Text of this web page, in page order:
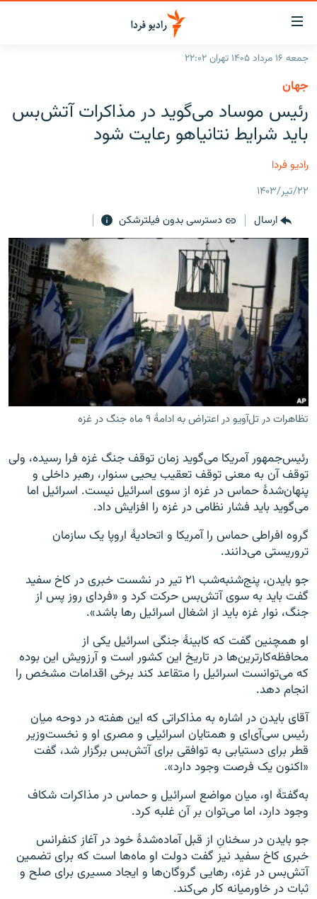
لینک‌های
قابلیت
دسترسی
بازگشت
منوی
اصلی
رفتن
به
صفحه
جهان
فرکانس‌ها
پادکست
چندرسانه‌ای
گزارش‌های تصویری
گزارش‌های ویدئویی
زنان فردا
English
به ما بپیوندید
زبان‌های دیگر
جمعه ۱۶ مرداد ۱۴۰۵ تهران ۲۲:۰۲
جهان
رئیس موساد می‌گوید در مذاکرات آتش‌بس
باید شرایط نتانیاهو رعایت شود
رادیو فردا
۲۲/تیر/۱۴۰۳
ارسال
دسترسی بدون فیلترشکن
تظاهرات در تل‌آویو در اعتراض به ادامهٔ ۹ ماه جنگ در غزه
رئیس‌جمهور آمریکا می‌گوید زمان توقف جنگ غزه فرا رسیده، ولی
توقف آن به معنی توقف تعقیب یحیی سنوار، رهبر داخلی و
پنهان‌شدهٔ حماس در غزه از سوی اسرائیل نیست. اسرائیل اما
می‌گوید باید فشار نظامی در غزه را افزایش داد.
گروه افراطی حماس را آمریکا و اتحادیهٔ اروپا یک سازمان
تروریستی می‌دانند.
جو بایدن، پنج‌شنبه‌شب ۲۱ تیر در نشست خبری در کاخ سفید
گفت باید به سوی آتش‌بس حرکت کرد و «فردای روز پس از
جنگ، نوار غزه باید از اشغال اسرائیل رها باشد».
او همچنین گفت که کابینهٔ جنگی اسرائیل یکی از
محافظه‌کارترین‌ها در تاریخ این کشور است و آرزویش این بوده
که می‌توانست اسرائیل را متقاعد کند برخی اقدامات مشخص را
انجام دهد.
آقای بایدن در اشاره به مذاکراتی که این هفته در دوحه میان
رئیس سی‌آی‌ای و همتایان اسرائیلی و مصری او و نخست‌وزیر
قطر برای دستیابی به توافقی برای آتش‌بس برگزار شد، گفت
«اکنون یک فرصت وجود دارد».
به‌گفتهٔ او، میان مواضع اسرائیل و حماس در مذاکرات شکاف
وجود دارد، اما می‌توان بر آن غلبه کرد.
جو بایدن در سخنانِ از قبل آماده‌شدهٔ خود در آغاز کنفرانس
خبری کاخ سفید نیز گفت دولت او ماه‌ها است که برای تضمین
آتش‌بس در غزه، رهایی گروگان‌ها و ایجاد مسیری برای صلح و
ثبات در خاورمیانه کار می‌کند.